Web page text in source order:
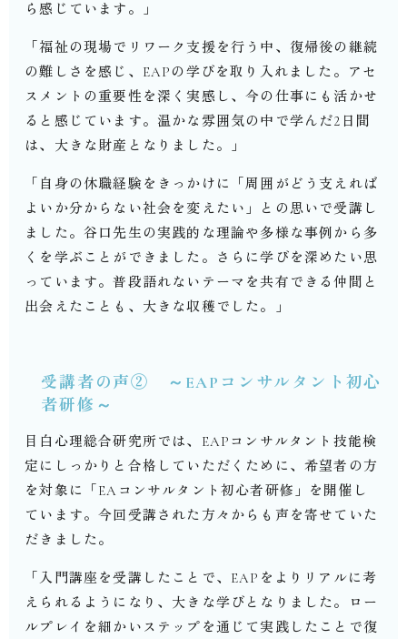
ら感じています。」
「福祉の現場でリワーク支援を行う中、復帰後の継続
の難しさを感じ、 EAP の学びを取り入れました。アセ
スメントの重要性を深く実感し、今の仕事にも活かせ
ると感じています。温かな雰囲気の中で学んだ2 日間
は、大きな財産となりました。」
「自身の休職経験をきっかけに「周囲がどう支えれば
よいか分からない社会を変えたい」との思いで受講し
ました。谷口先生の実践的な理論や多様な事例から多
くを学ぶことができました。さらに学びを深めたい思
っています。普段語れないテーマを共有できる仲間と
出会えたことも、大きな収穫でした。」
受講者の声② ～ EAP コンサルタント初心
者研修～
目白心理総合研究所では、 EAP コンサルタント技能検
定にしっかりと合格していただくために、希望者の方
を対象に「 EA コンサルタント初心者研修」を開催し
ています。今回受講された方々からも声を寄せていた
だきました。
「入門講座を受講したことで、 EAP をよりリアルに考
えられるようになり、大きな学びとなりました。ロー
ルプレイを細かいステップを通じて実践したことで復